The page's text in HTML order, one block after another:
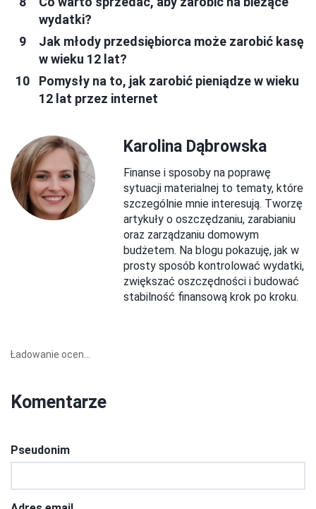
wydatki?
Jak młody przedsiębiorca może zarobić kasę
w wieku 12 lat?
Pomysły na to, jak zarobić pieniądze w wieku
12 lat przez internet
Karolina Dąbrowska
Finanse i sposoby na poprawę
sytuacji materialnej to tematy, które
szczególnie mnie interesują. Tworzę
artykuły o oszczędzaniu, zarabianiu
oraz zarządzaniu domowym
budżetem. Na blogu pokazuję, jak w
prosty sposób kontrolować wydatki,
zwiększać oszczędności i budować
stabilność finansową krok po kroku.
Ładowanie ocen...
Komentarze
Pseudonim